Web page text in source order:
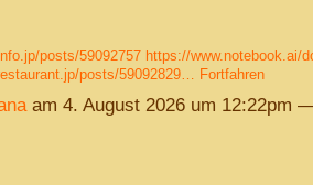
posts/59092757 https://www.notebook.ai/
posts/59092829…
Fortfahren
am 4. August 2026 um 12:22pm